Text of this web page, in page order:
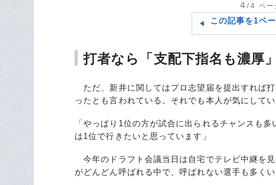
4 /4 ペー
この記事を1ペ
打者なら「支配下指名も濃厚
ただ、新井に関してはプロ志望届を提出すれば
ったとも言われている。それでも本人が気にして
「やっぱり1位の方が試合に出られるチャンスも
は1位で行きたいと思っています」
今年のドラフト会議当日は自宅でテレビ中継を
がどんどん呼ばれる中で、呼ばれない選手も多く